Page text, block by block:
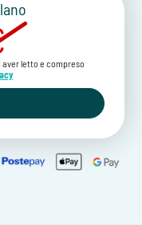
letto e compreso